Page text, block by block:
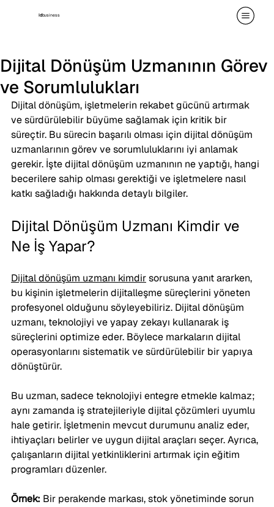
idbusiness
Dijital Dönüşüm Uzmanının Görev
ve Sorumlulukları
Dijital dönüşüm, işletmelerin rekabet gücünü artırmak
ve sürdürülebilir büyüme sağlamak için kritik bir
süreçtir. Bu sürecin başarılı olması için dijital dönüşüm
uzmanlarının görev ve sorumluluklarını iyi anlamak
gerekir. İşte dijital dönüşüm uzmanının ne yaptığı, hangi
becerilere sahip olması gerektiği ve işletmelere nasıl
katkı sağladığı hakkında detaylı bilgiler.
Dijital Dönüşüm Uzmanı Kimdir ve
Ne İş Yapar?
Dijital dönüşüm uzmanı kimdir sorusuna yanıt ararken,
bu kişinin işletmelerin dijitalleşme süreçlerini yöneten
profesyonel olduğunu söyleyebiliriz. Dijital dönüşüm
uzmanı, teknolojiyi ve yapay zekayı kullanarak iş
süreçlerini optimize eder. Böylece markaların dijital
operasyonlarını sistematik ve sürdürülebilir bir yapıya
dönüştürür.
Bu uzman, sadece teknolojiyi entegre etmekle kalmaz;
aynı zamanda iş stratejileriyle dijital çözümleri uyumlu
hale getirir. İşletmenin mevcut durumunu analiz eder,
ihtiyaçları belirler ve uygun dijital araçları seçer. Ayrıca,
çalışanların dijital yetkinliklerini artırmak için eğitim
programları düzenler.
Örnek: Bir perakende markası, stok yönetiminde sorun